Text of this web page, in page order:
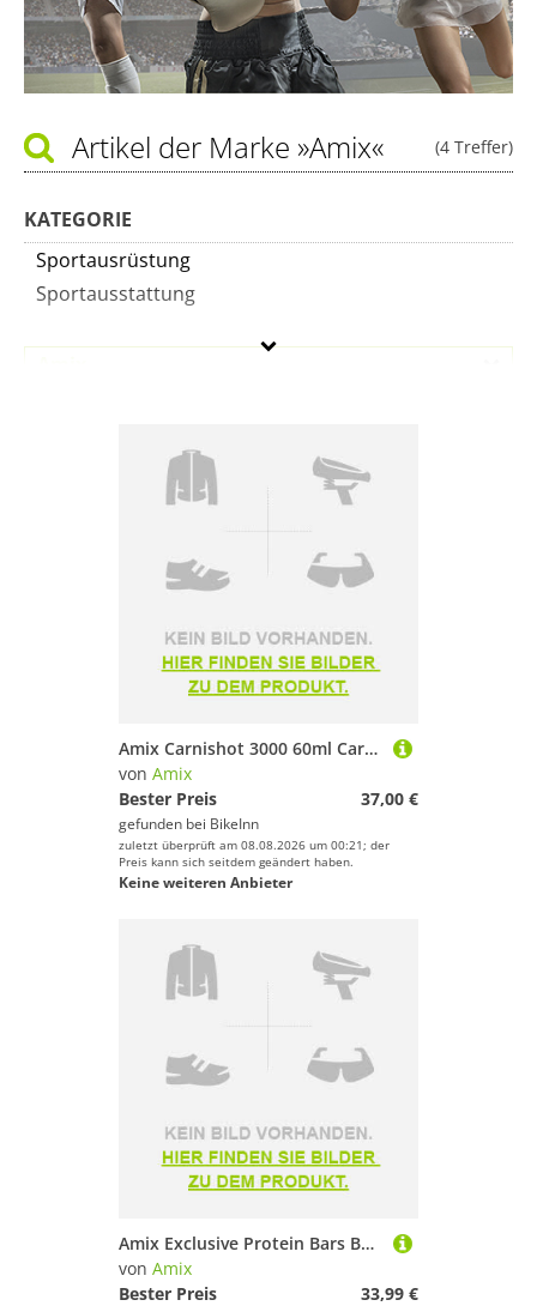
(4 Treffer)
Artikel der Marke »Amix«
KATEGORIE
Sportausrüstung
Sportausstattung
Amix Carnishot 3000 60ml Carnitine Mango 20 Units Rosa
von Amix
Bester Preis
37,00 €
gefunden bei BikeInn
zuletzt überprüft am 08.08.2026 um 00:21; der
Preis kann sich seitdem geändert haben.
Keine weiteren Anbieter
Amix Exclusive Protein Bars Box Forest Fruits 85g 12 Units Weiß,Rosa
von Amix
Bester Preis
33,99 €